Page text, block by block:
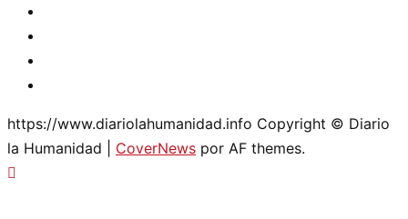
https://www.diariolahumanidad.info Copyright © Diario
la Humanidad
CoverNews por AF themes.